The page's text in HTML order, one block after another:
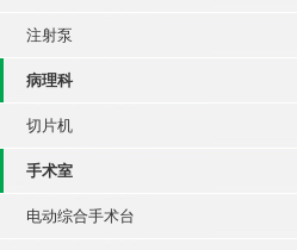
注射泵
病理科
切片机
手术室
电动综合手术台